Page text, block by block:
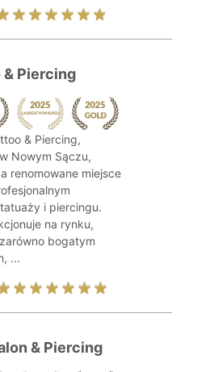
& Piercing
& Piercing,
Nowym Sączu,
renomowane miejsce
i piercingu.
na rynku,
bogatym
...
& Piercing